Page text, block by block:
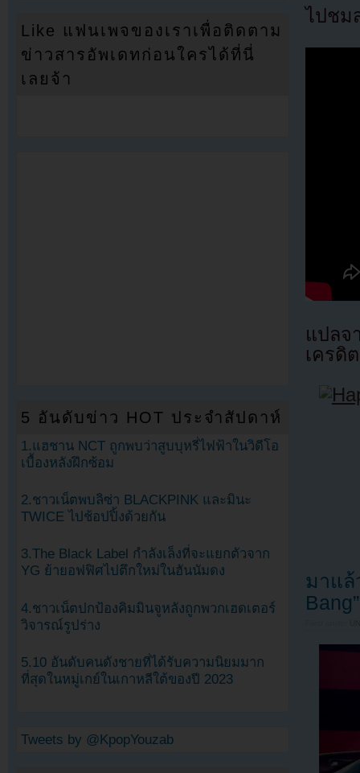
ไปชม
แปล
เครดิ
มาแล้
Like แฟนเพจของเราเพื่อติดตาม
ข่าวสารอัพเดทก่อนใครได้ที่นี่
เลยจ้า
5 อันดับข่าว HOT ประจำสัปดาห์
1.แฮชาน NCT ถูกพบว่าสูบบุหรี่ไฟฟ้าในวิดีโอ
เบื้องหลังฝึกซ้อม
2.ชาวเน็ตพบลิซ่า BLACKPINK และมินะ
TWICE ไปช้อปปิ้งด้วยกัน
3.The Black Label กำลังเล็งที่จะแยกตัวจาก
YG ย้ายอฟฟิศไปตึกใหม่ในฮันนัมดง
4.ชาวเน็ตปกป้องคิมมินจูหลังถูกพวกเฮดเตอร์
วิจารณ์รูปร่าง
5.10 อันดับคนดังชายที่ได้รับความนิยมมาก
ที่สุดในหมู่เกย์ในเกาหลีใต้ของปี 2023
Tweets by @KpopYouzab